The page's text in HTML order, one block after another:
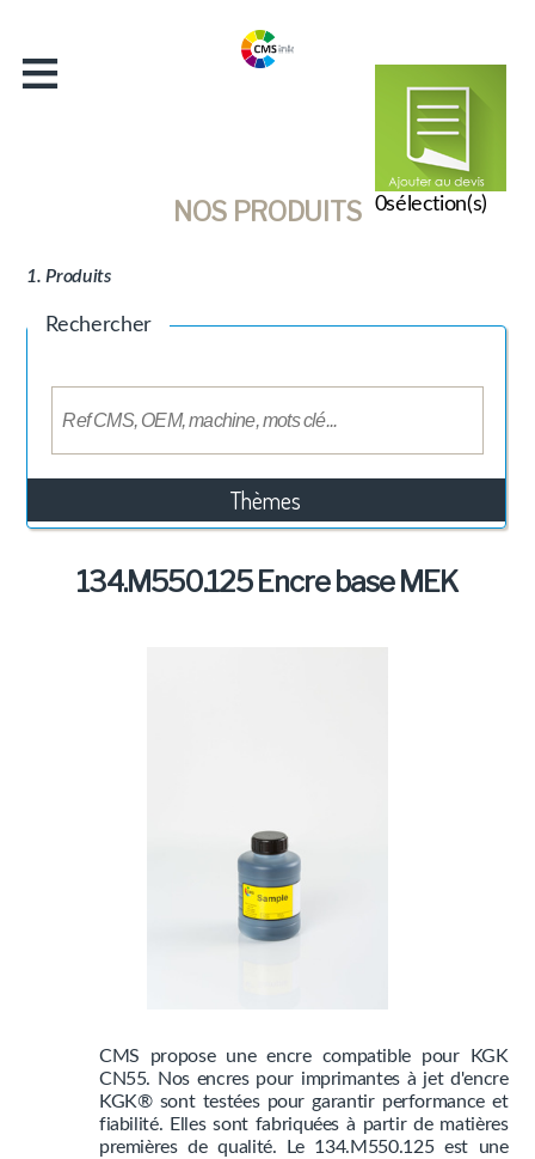
≡
Accueil
Contact
0sélection(s)
NOS PRODUITS
1. Produits
Rechercher
Thèmes
Produits
134.M550.125 Encre base MEK
CMS propose une encre compatible pour KGK
CN55. Nos encres pour imprimantes à jet d'encre
KGK® sont testées pour garantir performance et
fiabilité. Elles sont fabriquées à partir de matières
premières de qualité. Le 134.M550.125 est une